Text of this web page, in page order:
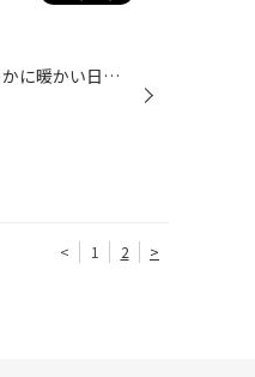
当店をご利用いただきまして、ありがとうございます。 ここ数日、ほのかに暖かい日もちらほらあり、春が少しは近づいてきたのかなと思いきや、 最近では、各地で「10年に1度のレベルの」等の少しびっくりする表現で、 急な大雪や降雪、低温などに関する早期天候情報も発表されていたりしております...
< 1 2 >